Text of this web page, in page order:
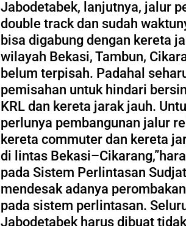
Jabodetabek, lanjutnya, jalur
double track dan sudah
bisa digabung dengan kereta
wilayah Bekasi, Tambun,
belum terpisah. Padahal
pemisahan untuk hindari
KRL dan kereta jarak jauh.
perlunya pembangunan jalur
kereta commuter dan kereta
di lintas
pada Sistem Perlintasan
mendesak adanya
pada sistem perlintasan.
Jabodetabek harus dibuat